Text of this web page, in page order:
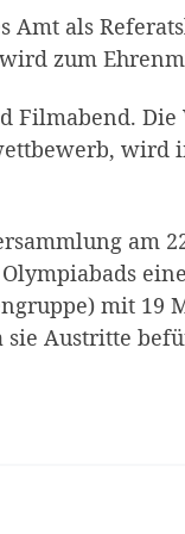
als
zum
Die
wird
am
mit
sie Austritte